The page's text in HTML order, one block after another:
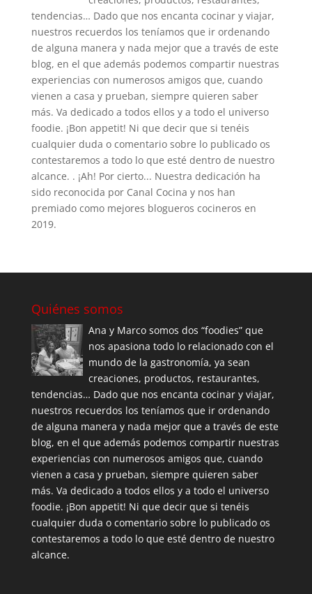
tendencias… Dado que nos encanta cocinar y viajar,
nuestros recuerdos los teníamos que ir ordenando
de alguna manera y nada mejor que a través de este
blog, en el que además podemos compartir nuestras
experiencias con numerosos amigos que, cuando
vienen a casa y prueban, siempre quieren saber
más. Va dedicado a todos ellos y a todo el universo
foodie. ¡Bon appetit! Ni que decir que si tenéis
cualquier duda o comentario sobre lo publicado os
contestaremos a todo lo que esté dentro de nuestro
alcance. . ¡Ah! Por cierto... Nuestra dedicación ha
sido reconocida por Canal Cocina y nos han
premiado como mejores blogueros cocineros en
2019.
Quiénes somos
Ana y Marco somos dos “foodies” que
nos apasiona todo lo relacionado con el
mundo de la gastronomía, ya sean
creaciones, productos, restaurantes,
tendencias… Dado que nos encanta cocinar y viajar,
nuestros recuerdos los teníamos que ir ordenando
de alguna manera y nada mejor que a través de este
blog, en el que además podemos compartir nuestras
experiencias con numerosos amigos que, cuando
vienen a casa y prueban, siempre quieren saber
más. Va dedicado a todos ellos y a todo el universo
foodie. ¡Bon appetit! Ni que decir que si tenéis
cualquier duda o comentario sobre lo publicado os
contestaremos a todo lo que esté dentro de nuestro
alcance.